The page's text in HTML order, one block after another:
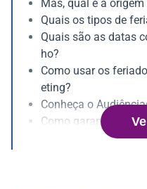
Mas, qual é a
Quais os tipos de
Quais são as datas
ho?
Como usar os
eting?
Conheça o
Como garantir uma